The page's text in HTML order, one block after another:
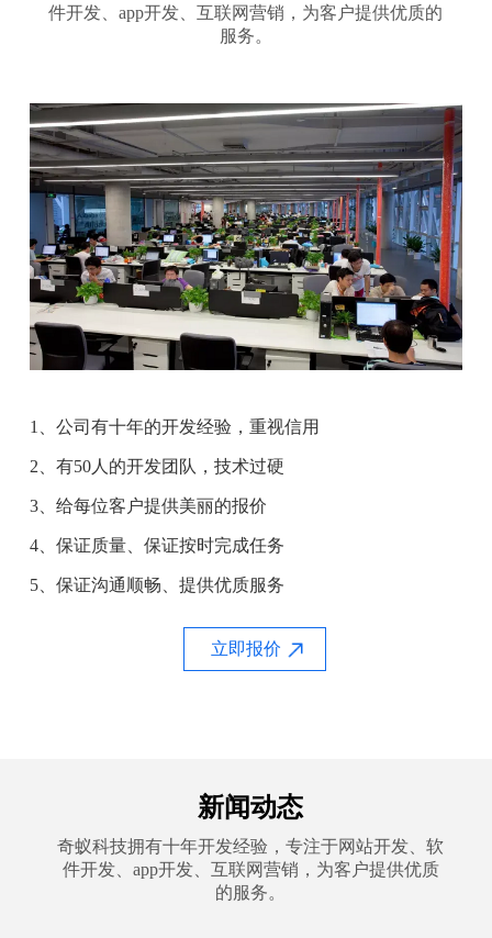
件开发、app开发、互联网营销，为客户提供优质的
服务。
1、公司有十年的开发经验，重视信用
2、有50人的开发团队，技术过硬
3、给每位客户提供美丽的报价
4、保证质量、保证按时完成任务
5、保证沟通顺畅、提供优质服务
立即报价
新闻动态
奇蚁科技拥有十年开发经验，专注于网站开发、软
件开发、app开发、互联网营销，为客户提供优质
的服务。